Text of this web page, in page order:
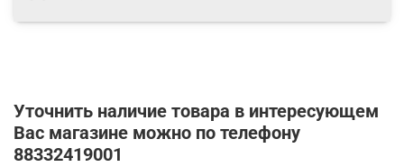
Уточнить наличие товара в интересующем
Вас магазине можно по телефону
88332419001